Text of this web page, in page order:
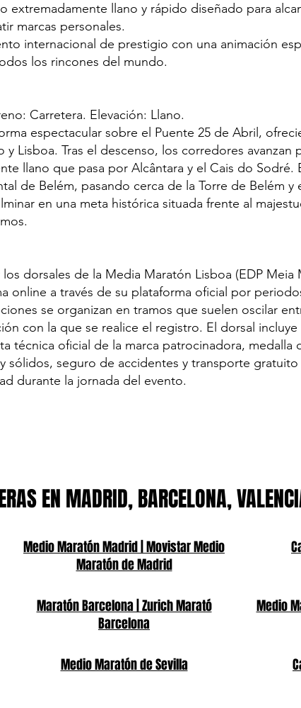
extremadamente llano y rápido diseñado para
marcas personales.
internacional de prestigio con una animación
los rincones del mundo.
Carretera. Elevación: Llano.
espectacular sobre el Puente 25 de Abril,
y Lisboa. Tras el descenso, los corredores avanzan
llano que pasa por Alcântara y el Cais do Sodré.
de Belém, pasando cerca de la Torre de Belém y
en una meta histórica situada frente al
dorsales de la Media Maratón Lisboa (EDP Meia
online a través de su plataforma oficial por
se organizan en tramos que suelen oscilar
con la que se realice el registro. El dorsal incluye
técnica oficial de la marca patrocinadora, medalla
sólidos, seguro de accidentes y transporte
durante la jornada del evento.
EN MADRID, BARCELONA,
Medio Maratón Madrid | Movistar Medio
Maratón de Madrid
Maratón Barcelona | Zurich Marató
Barcelona
Medio
Medio Maratón de Sevilla